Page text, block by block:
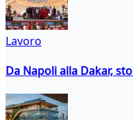
Lavoro
Da Napoli alla Dakar,